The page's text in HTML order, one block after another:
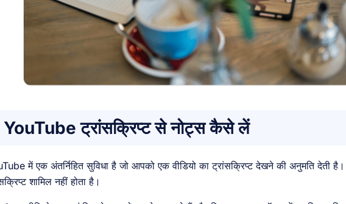
YouTube ट्रांसक्रिप्ट से नोट्स कैसे लें
में एक अंतर्निहित सुविधा है जो आपको एक वीडियो का ट्रांसक्रिप्ट देखने की अनुमति देती
शामिल नहीं होता है।